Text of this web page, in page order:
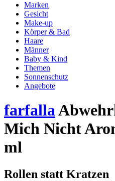
Marken
Gesicht
Make-up
Körper & Bad
Haare
Männer
Baby & Kind
Themen
Sonnenschutz
Angebote
farfalla
Mich Nicht
ml
Rollen statt Kratzen